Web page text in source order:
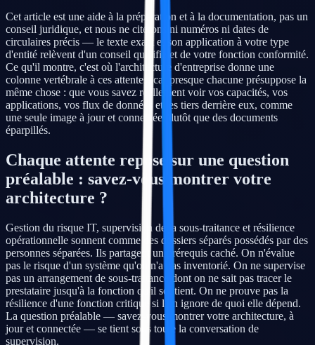
Cet article est une aide à la préparation et à la documentation, pas un
conseil juridique, et nous ne citerons ni numéros ni dates de
circulaires précis — le texte exact et son application à votre type
d'entité relèvent d'un conseil qualifié et de votre fonction conformité.
Ce qu'il montre, c'est où l'architecture d'entreprise donne une
colonne vertébrale à ces attentes, car presque chacune présuppose la
même chose : que vous savez réellement voir vos capacités, vos
applications, vos flux de données et les tiers derrière eux, comme
une seule image à jour et connectée plutôt que des documents
éparpillés.
Chaque attente repose sur une question
préalable : savez-vous montrer votre
architecture ?
Gestion du risque IT, supervision de la sous-traitance et résilience
opérationnelle sonnent comme des dossiers séparés possédés par des
personnes séparées. Ils partagent un prérequis caché. On n'évalue
pas le risque d'un système qu'on n'a pas inventorié. On ne supervise
pas un arrangement de sous-traitance dont on ne sait pas tracer le
prestataire jusqu'à la fonction qu'il soutient. On ne prouve pas la
résilience d'une fonction critique si l'on ignore de quoi elle dépend.
La question préalable — savez-vous montrer votre architecture, à
jour et connectée — se tient sous toute la conversation de
supervision.